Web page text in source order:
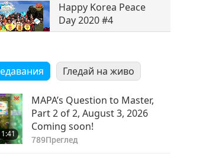
Happy Korea Peace
Day 2020 #4
4:25
Happy Korea Peace
1236Преглед
Гледай на живо
1:41
MAPA’s Question to Master,
Part 2 of 2, August 3, 2026
Coming soon!
789Преглед